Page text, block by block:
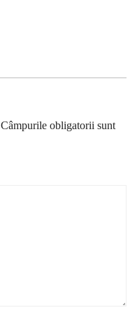
Câmpurile obligatorii sunt